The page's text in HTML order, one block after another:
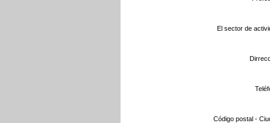
El sector de
Código postal -